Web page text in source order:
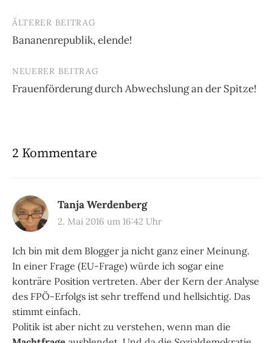
Beitrags-
Navigation
ÄLTERER BEITRAG
Bananenrepublik, elende!
NEUERER BEITRAG
Frauenförderung durch Abwechslung an der Spitze!
2 Kommentare
Tanja Werdenberg
2. Mai 2016 um 16:42 Uhr
Ich bin mit dem Blogger ja nicht ganz einer Meinung.
In einer Frage (EU-Frage) würde ich sogar eine
konträre Position vertreten. Aber der Kern der Analyse
des FPÖ-Erfolgs ist sehr treffend und hellsichtig. Das
stimmt einfach.
Politik ist aber nicht zu verstehen, wenn man die